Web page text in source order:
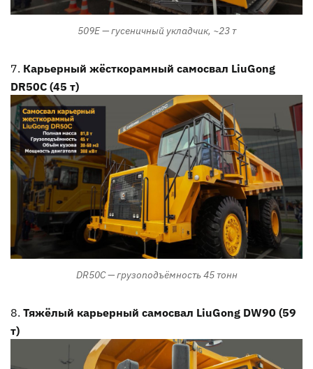
509E — гусеничный укладчик, ~23 т
Карьерный жёсткорамный самосвал LiuGong
DR50C (45 т)
DR50C — грузоподъёмность 45 тонн
Тяжёлый карьерный самосвал LiuGong DW90 (59
т)